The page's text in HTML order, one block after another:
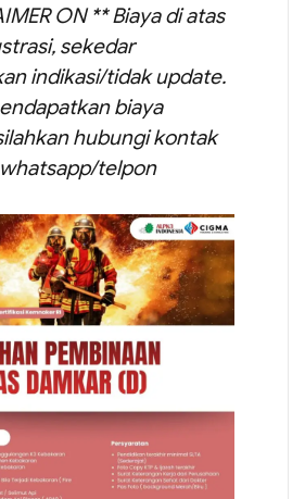
ON ** Biaya di atas
sekedar
indikasi/tidak update.
biaya
hubungi kontak
telpon